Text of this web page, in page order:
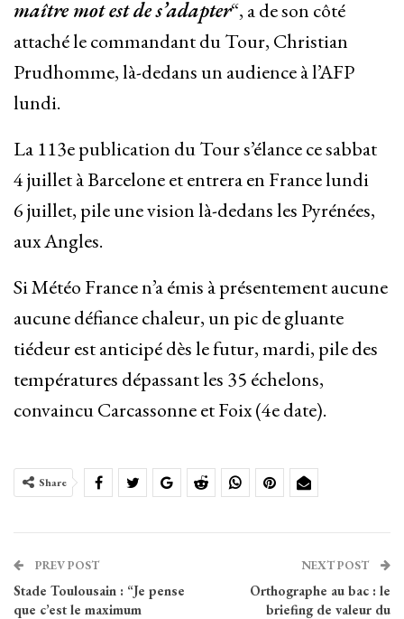
maître mot est de s’adapter“, a de son côté
attaché le commandant du Tour, Christian
Prudhomme, là-dedans un audience à l’AFP
lundi.
La 113e publication du Tour s’élance ce sabbat
4 juillet à Barcelone et entrera en France lundi
6 juillet, pile une vision là-dedans les Pyrénées,
aux Angles.
Si Météo France n’a émis à présentement aucune
aucune défiance chaleur, un pic de gluante
tiédeur est anticipé dès le futur, mardi, pile des
températures dépassant les 35 échelons,
convaincu Carcassonne et Foix (4e date).
Share
PREV POST
Stade Toulousain : “Je pense
que c’est le maximum
NEXT POST
Orthographe au bac : le
briefing de valeur du